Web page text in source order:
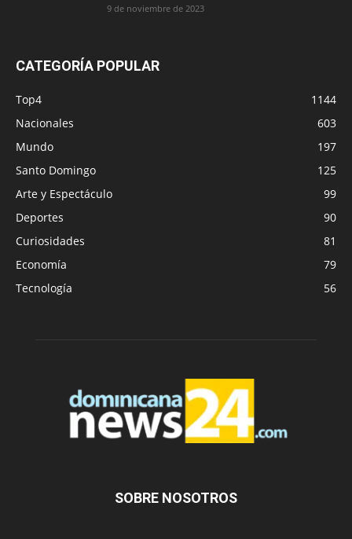
9 de noviembre de 2023
CATEGORÍA POPULAR
Top4
1144
Nacionales
603
Mundo
197
Santo Domingo
125
Arte y Espectáculo
99
Deportes
90
Curiosidades
81
Economía
79
Tecnología
56
SOBRE NOSOTROS